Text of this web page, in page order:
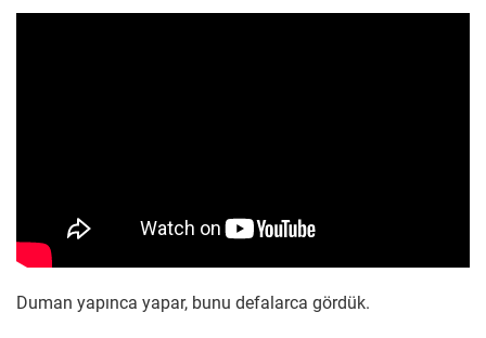
Duman yapınca yapar, bunu defalarca gördük.